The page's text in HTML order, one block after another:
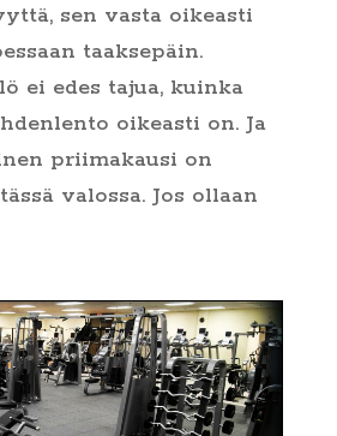
sen vasta oikeasti
taaksepäin.
ei edes tajua, kuinka
oikeasti on. Ja
priimakausi on
valossa. Jos ollaan